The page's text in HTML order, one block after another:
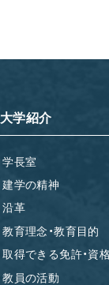
大学紹介
学長室
建学の精神
沿革
教育理念・教育目的
取得できる免許・資
教員の活動